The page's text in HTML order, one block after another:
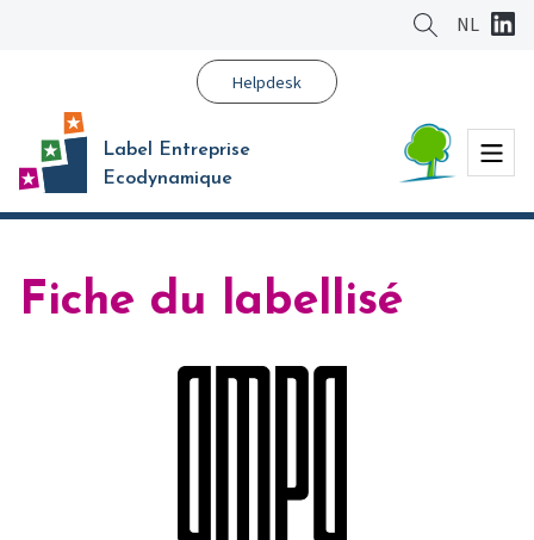
NL
Helpdesk
Label Entreprise
Ecodynamique
Menu
Fiche du labellisé